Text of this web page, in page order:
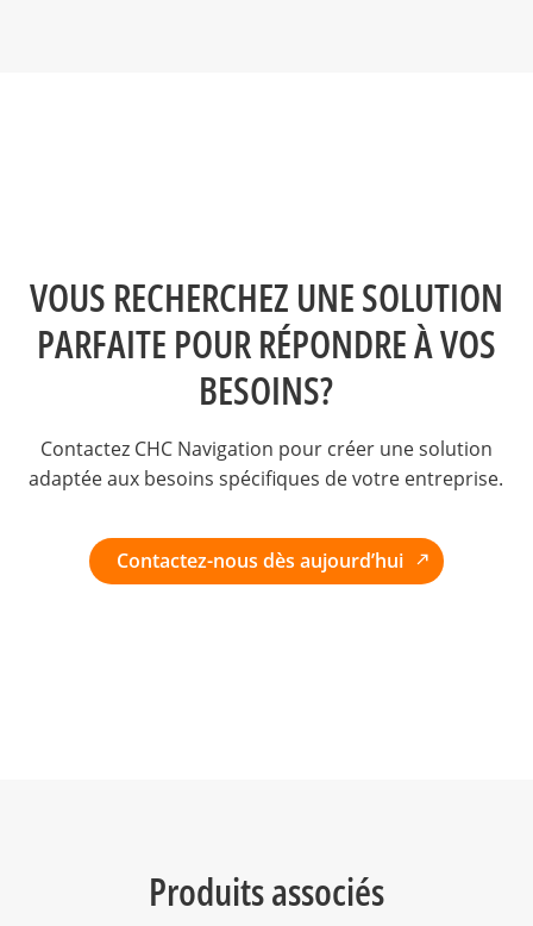
VOUS RECHERCHEZ UNE SOLUTION
PARFAITE POUR RÉPONDRE À VOS
BESOINS?
Contactez CHC Navigation pour créer une solution
adaptée aux besoins spécifiques de votre entreprise.
Contactez-nous dès aujourd’hui
Produits associés